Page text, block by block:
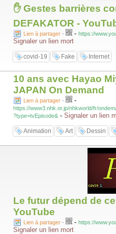
✋ Gestes barrières
DEFAKATOR -
Lien à partager - - https://
Signaler un lien mort
covid-19 Fake Internet
10 ans avec Hayao
JAPAN On Demand
Lien à partager - -
https://www3.nhk.or.jp/nhkworld/fr/
?type=tvEpisode& - Signaler un lien
Animation Art Dessin
Le futur dépend de
YouTube
Lien à partager - - https://
Signaler un lien mort